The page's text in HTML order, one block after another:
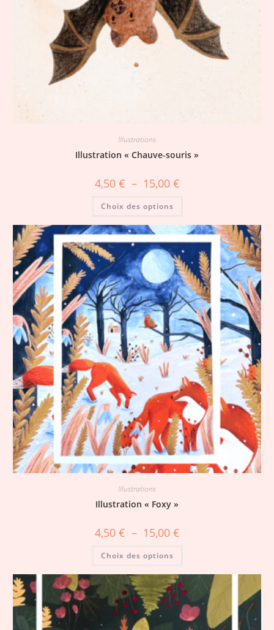
Illustrations
Illustration « Chauve-souris »
4,50 € – 15,00 €
Choix des options
Illustrations
Illustration « Foxy »
4,50 € – 15,00 €
Choix des options